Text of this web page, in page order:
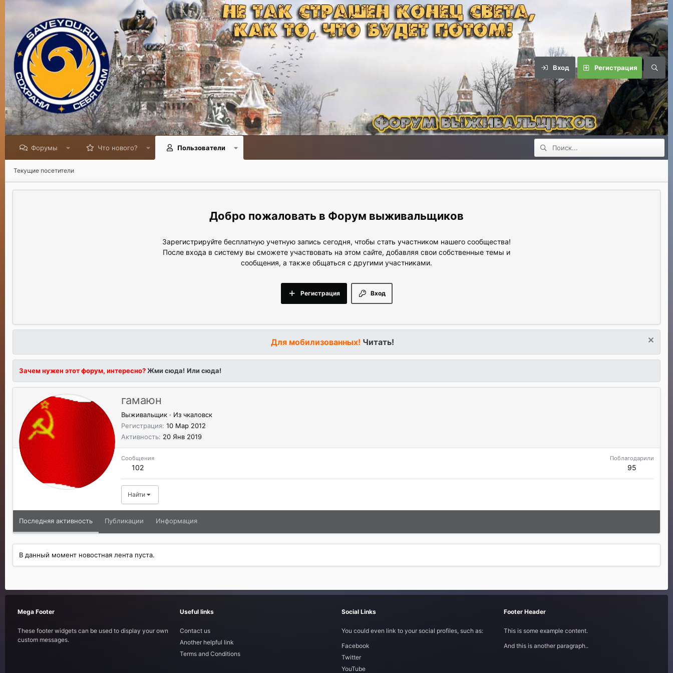
Вход Регистрация
Форумы Что нового? Пользователи
Текущие посетители
Форум выживальщиков
Зарегистрируйте бесплатную учетную запись сегодня, чтобы стать участником нашего сообщества!
После входа в систему вы сможете участвовать на этом сайте, добавляя свои собственные темы и
сообщения, а также общаться с другими участниками.
Вход
Регистрация
Для мобилизованных! Читать!
Зачем нужен этот форум, интересно?Жми сюда! Или сюда!
гамаюн
Выживальщик · Из чкаловск
Регистрация 10 Мар 2012
Активность 20 Янв 2019
Сообщения
102
Поблагодарили
95
Найти
Последняя активность Публикации Информация
В данный момент новостная лента пуста.
Mega Footer
These footer widgets can be used to display your own
custom messages.
Useful links
Contact us
Another helpful link
Terms and Conditions
Social Links
You could even link to your social profiles, such as:
Facebook
Twitter
YouTube
Footer Header
This is some example content.
And this is another paragraph..